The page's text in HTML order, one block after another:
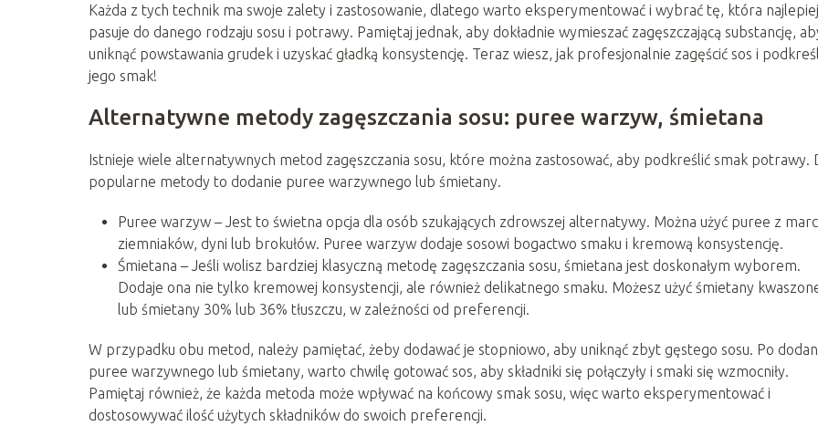
Każda z tych technik ma swoje zalety i zastosowanie, dlatego warto eksperymentować i wybrać tę, która najlepiej
pasuje do danego rodzaju sosu i potrawy. Pamiętaj jednak, aby dokładnie wymieszać zagęszczającą substancję,
uniknąć powstawania grudek i uzyskać gładką konsystencję. Teraz wiesz, jak profesjonalnie zagęścić sos i
jego smak!
Alternatywne metody zagęszczania sosu: puree warzyw, śmietana
Istnieje wiele alternatywnych metod zagęszczania sosu, które można zastosować, aby podkreślić smak potrawy.
popularne metody to dodanie puree warzywnego lub śmietany.
Puree warzyw – Jest to świetna opcja dla osób szukających zdrowszej alternatywy. Można użyć puree z
ziemniaków, dyni lub brokułów. Puree warzyw dodaje sosowi bogactwo smaku i kremową konsystencję.
Śmietana – Jeśli wolisz bardziej klasyczną metodę zagęszczania sosu, śmietana jest doskonałym wyborem.
Dodaje ona nie tylko kremowej konsystencji, ale również delikatnego smaku. Możesz użyć śmietany
lub śmietany 30% lub 36% tłuszczu, w zależności od preferencji.
W przypadku obu metod, należy pamiętać, żeby dodawać je stopniowo, aby uniknąć zbyt gęstego sosu. Po
puree warzywnego lub śmietany, warto chwilę gotować sos, aby składniki się połączyły i smaki się wzmocniły.
Pamiętaj również, że każda metoda może wpływać na końcowy smak sosu, więc warto eksperymentować i
dostosowywać ilość użytych składników do swoich preferencji.